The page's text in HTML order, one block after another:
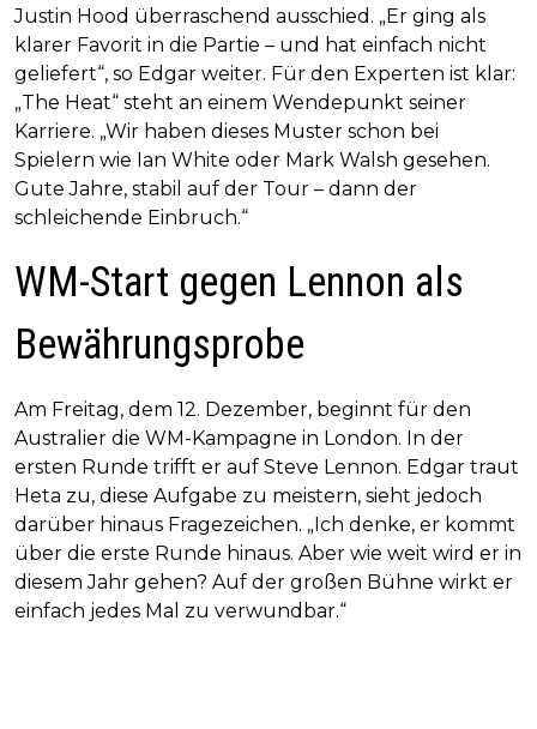
Justin Hood überraschend ausschied. „Er ging als
klarer Favorit in die Partie – und hat einfach nicht
geliefert“, so Edgar weiter. Für den Experten ist klar:
„The Heat“ steht an einem Wendepunkt seiner
Karriere. „Wir haben dieses Muster schon bei
Spielern wie Ian White oder Mark Walsh gesehen.
Gute Jahre, stabil auf der Tour – dann der
schleichende Einbruch.“
WM-Start gegen Lennon als
Bewährungsprobe
Am Freitag, dem 12. Dezember, beginnt für den
Australier die WM-Kampagne in London. In der
ersten Runde trifft er auf Steve Lennon. Edgar traut
Heta zu, diese Aufgabe zu meistern, sieht jedoch
darüber hinaus Fragezeichen. „Ich denke, er kommt
über die erste Runde hinaus. Aber wie weit wird er in
diesem Jahr gehen? Auf der großen Bühne wirkt er
einfach jedes Mal zu verwundbar.“